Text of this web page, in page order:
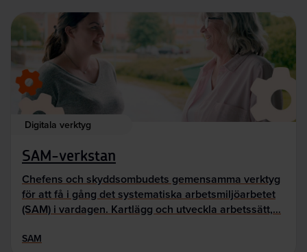
Digitala verktyg
SAM-verkstan
Chefens och skyddsombudets gemensamma verktyg
för att få i gång det systematiska arbetsmiljöarbetet
(SAM) i vardagen. Kartlägg och utveckla arbetssätt,…
SAM